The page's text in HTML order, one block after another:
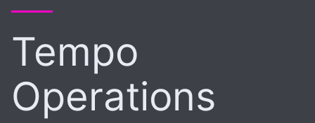
Tempo
Operations